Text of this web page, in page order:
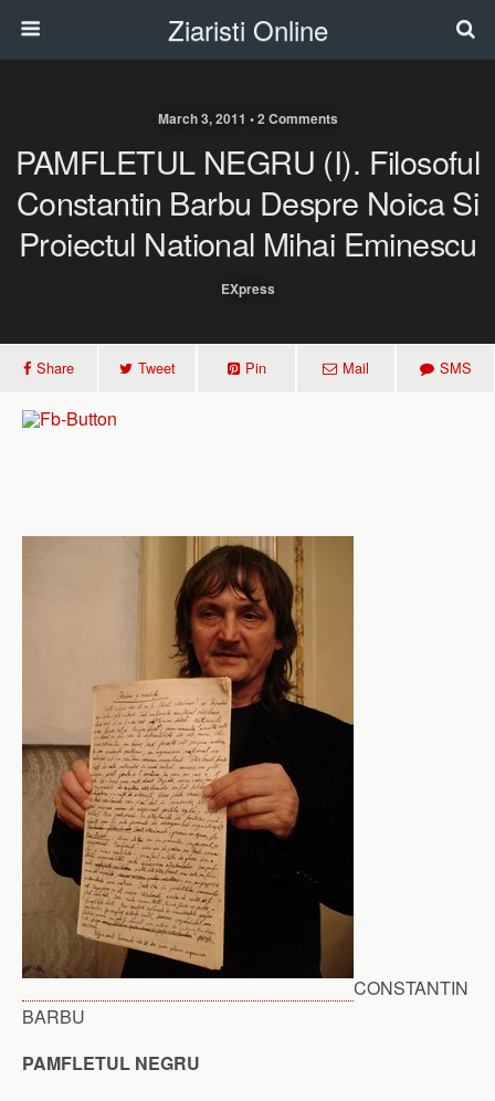
Ziaristi Online
March 3, 2011 • 2 Comments
PAMFLETUL NEGRU (I). Filosoful
Constantin Barbu Despre Noica Si
Proiectul National Mihai Eminescu
EXpress
Share Tweet Pin Mail SMS
CONSTANTIN
BARBU
PAMFLETUL NEGRU